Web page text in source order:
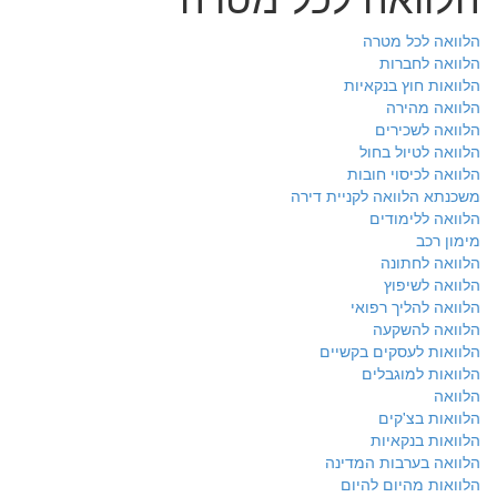
הלוואה לכל מטרה
הלוואה לחברות
הלוואות חוץ בנקאיות
הלוואה מהירה
הלוואה לשכירים
הלוואה לטיול בחול
הלוואה לכיסוי חובות
משכנתא הלוואה לקניית דירה
הלוואה ללימודים
מימון רכב
הלוואה לחתונה
הלוואה לשיפוץ
הלוואה להליך רפואי
הלוואה להשקעה
הלוואות לעסקים בקשיים
הלוואות למוגבלים
הלוואה
הלוואות בצ'קים
הלוואות בנקאיות
הלוואה בערבות המדינה
הלוואות מהיום להיום